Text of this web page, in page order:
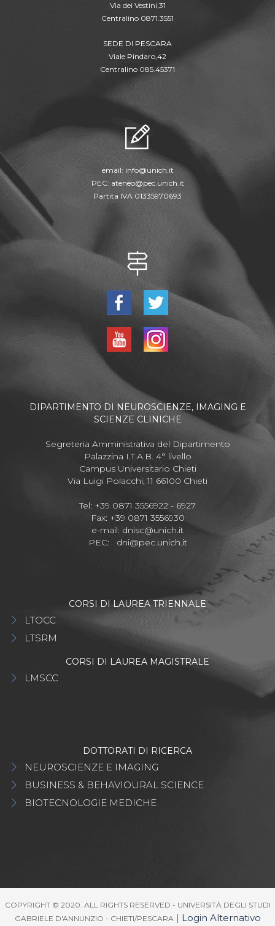
Via dei Vestini,31
Centralino 0871.3551
SEDE DI PESCARA
Viale Pindaro,42
Centralino 085.45371
email: info@unich.it
PEC: ateneo@pec.unich.it
Partita IVA 01335970693
DIPARTIMENTO DI NEUROSCIENZE, IMAGING E
SCIENZE CLINICHE
Segreteria Amministrativa del Dipartimento
Palazzina I.T.A.B. 4° livello
Campus Universitario Chieti
Via Luigi Polacchi, 11 66100 Chieti
Tel: +39 0871 3556922 - 6927
Fax: +39 0871 3556930
e-mail: dnisc@unich.it
PEC: dni@pec.unich.it
CORSI DI LAUREA TRIENNALE
LTOCC
LTSRM
CORSI DI LAUREA MAGISTRALE
LMSCC
DOTTORATI DI RICERCA
NEUROSCIENZE E IMAGING
BUSINESS & BEHAVIOURAL SCIENCE
BIOTECNOLOGIE MEDICHE
COPYRIGHT © 2020. ALL RIGHTS RESERVED - UNIVERSITÀ DEGLI STUDI
GABRIELE D'ANNUNZIO - CHIETI/PESCARA| Login Alternativo